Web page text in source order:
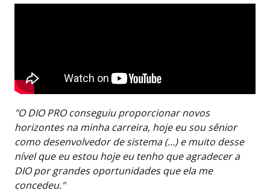
"O DIO PRO conseguiu proporcionar novos
horizontes na minha carreira, hoje eu sou sênior
como desenvolvedor de sistema (…) e muito desse
nível que eu estou hoje eu tenho que agradecer a
DIO por grandes oportunidades que ela me
concedeu."